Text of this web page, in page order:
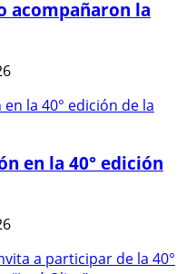
acompañaron la
en la 40° edición